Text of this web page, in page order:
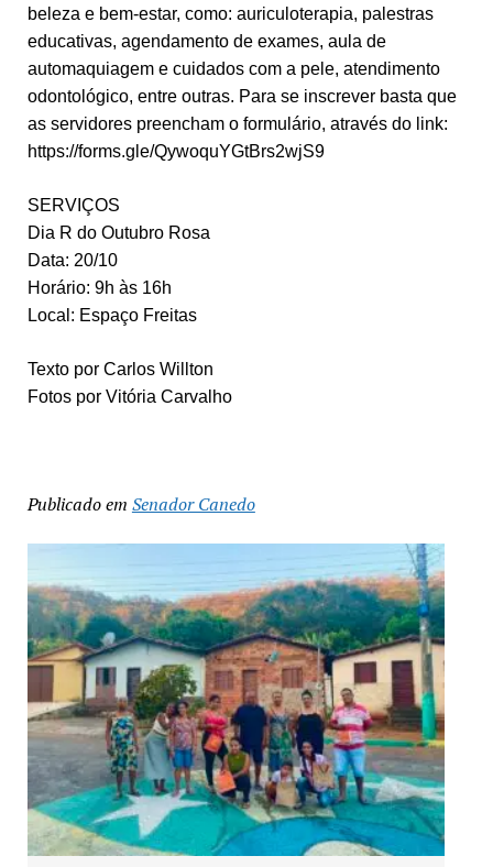
beleza e bem-estar, como: auriculoterapia, palestras
educativas, agendamento de exames, aula de
automaquiagem e cuidados com a pele, atendimento
odontológico, entre outras. Para se inscrever basta que
as servidores preencham o formulário, através do link:
https://forms.gle/QywoquYGtBrs2wjS9
SERVIÇOS
Dia R do Outubro Rosa
Data: 20/10
Horário: 9h às 16h
Local: Espaço Freitas
Texto por Carlos Willton
Fotos por Vitória Carvalho
Publicado em Senador Canedo
Exposição “Arte em Cores” leva pinturas a